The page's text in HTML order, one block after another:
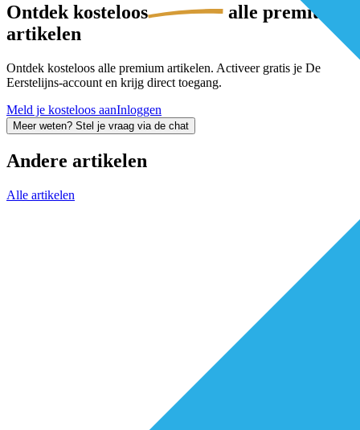
Ontdek kosteloos
alle premium-
artikelen
Ontdek kosteloos alle premium artikelen. Activeer gratis je De
Eerstelijns-account en krijg direct toegang.
Meld je kosteloos aanInloggen
Meer weten? Stel je vraag via de chat
Andere artikelen
Alle artikelen